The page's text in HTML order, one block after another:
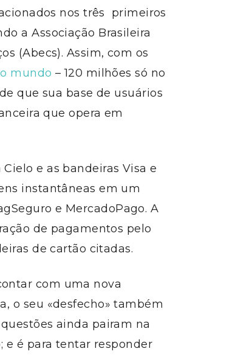
nos três primeiros
a Associação Brasileira
(Abecs). Assim, com os
mundo – 120 milhões só no
que sua base de usuários
que opera em
e as bandeiras Visa e
instantâneas em um
e MercadoPago. A
de pagamentos pelo
de cartão citadas.
com uma nova
o seu «desfecho» também
ainda pairam na
e é para tentar responder